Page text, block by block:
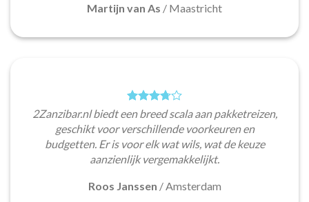
Martijn van As / Maastricht
2Zanzibar.nl biedt een breed scala aan pakketreizen,
geschikt voor verschillende voorkeuren en
budgetten. Er is voor elk wat wils, wat de keuze
aanzienlijk vergemakkelijkt.
Roos Janssen / Amsterdam